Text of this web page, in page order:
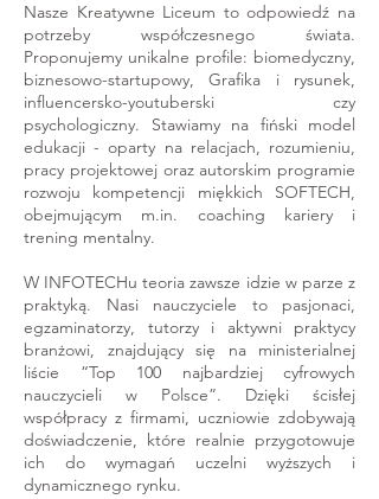
Nasze Kreatywne Liceum to odpowiedź na
potrzeby współczesnego świata.
Proponujemy unikalne profile: biomedyczny,
biznesowo-startupowy, Grafika i rysunek,
influencersko-youtuberski czy
psychologiczny. Stawiamy na fiński model
edukacji - oparty na relacjach, rozumieniu,
pracy projektowej oraz autorskim programie
rozwoju kompetencji miękkich SOFTECH,
obejmującym m.in. coaching kariery i
trening mentalny.
W INFOTECHu teoria zawsze idzie w parze z
praktyką. Nasi nauczyciele to pasjonaci,
egzaminatorzy, tutorzy i aktywni praktycy
branżowi, znajdujący się na ministerialnej
liście “Top 100 najbardziej cyfrowych
nauczycieli w Polsce”. Dzięki ścisłej
współpracy z firmami, uczniowie zdobywają
doświadczenie, które realnie przygotowuje
ich do wymagań uczelni wyższych i
dynamicznego rynku.